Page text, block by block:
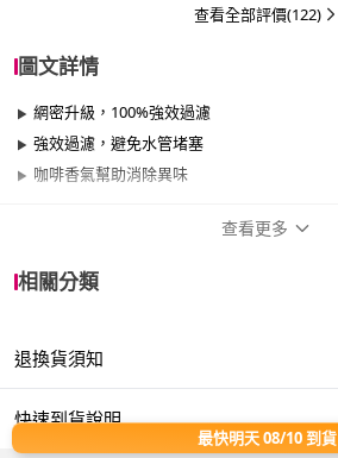
查看全部評價(122)
圖文詳情
網密升級，100%強效過濾
強效過濾，避免水管堵塞
咖啡香氣幫助消除異味
適用於
材質/成份：PE聚乙烯、咖啡渣、咖啡萃取
查看更多
相關分類
退換貨須知
快速到貨說明
最快明天 08/10 到貨